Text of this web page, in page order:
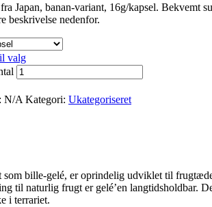
Japan, banan-variant, 16g/kapsel. Bekvemt
beskrivelse nedenfor.
valg
N/A Kategori: Ukategoriseret
som bille-gelé, er oprindelig udviklet til
til naturlig frugt er gelé’en langtidsholdbar.
i terrariet.